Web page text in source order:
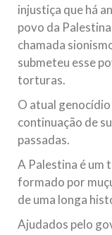
injustiça que há
povo da
chamada
submeteu esse
torturas.
O atual
continuação de
passadas.
A Palestina é um
formado por
de uma longa
Ajudados pelo